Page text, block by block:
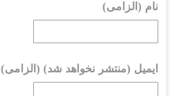
نام (الزامی)
ایمیل (منتشر نخواهد شد) (الزامی)